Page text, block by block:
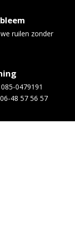
ruilen zonder
0479191
48 57 56 57